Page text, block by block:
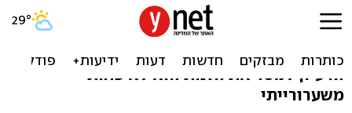
זנות 'חופשית'?
נשים לא עובדות בזנות כי מתחשק להן, לכן
הרעיון למסד את הזנות הוא לא פחות
משערורייתי